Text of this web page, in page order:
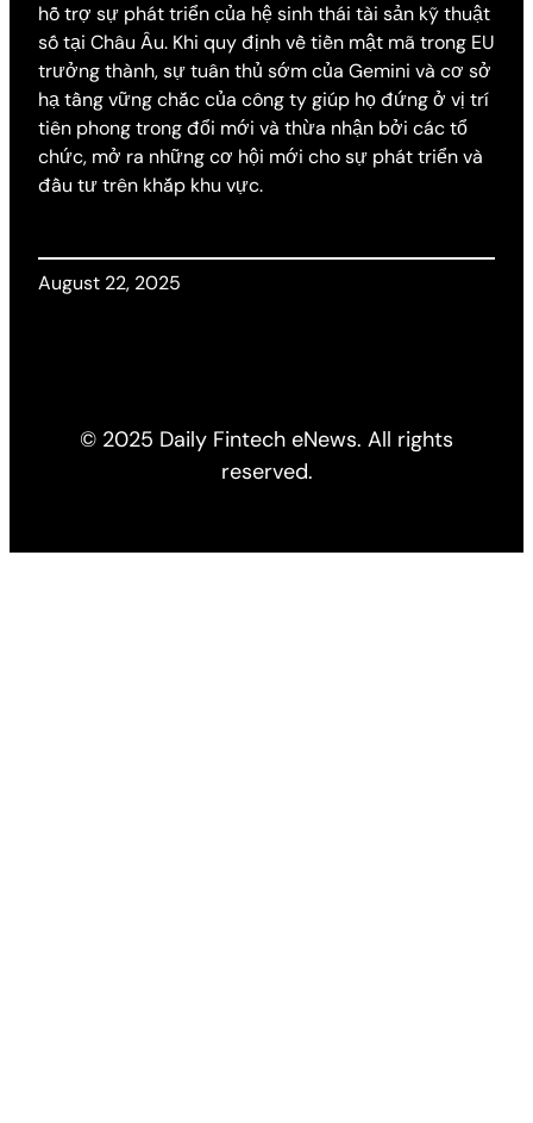
hỗ trợ sự phát triển của hệ sinh thái tài sản kỹ thuật
số tại Châu Âu. Khi quy định về tiền mật mã trong EU
trưởng thành, sự tuân thủ sớm của Gemini và cơ sở
hạ tầng vững chắc của công ty giúp họ đứng ở vị trí
tiên phong trong đổi mới và thừa nhận bởi các tổ
chức, mở ra những cơ hội mới cho sự phát triển và
đầu tư trên khắp khu vực.
August 22, 2025
© 2025 Daily Fintech eNews. All rights
reserved.